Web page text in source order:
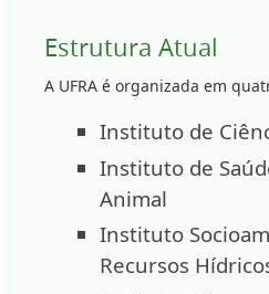
Estrutura Atual
A UFRA é organizada em
Instituto de
Instituto de
Animal
Instituto
Recursos